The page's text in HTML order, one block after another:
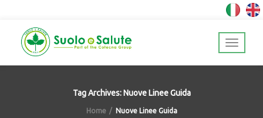
Tag Archives: Nuove Linee Guida
Home Nuove Linee Guida